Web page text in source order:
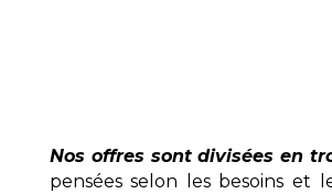
Nos offres sont divisées en
pensées selon les besoins et